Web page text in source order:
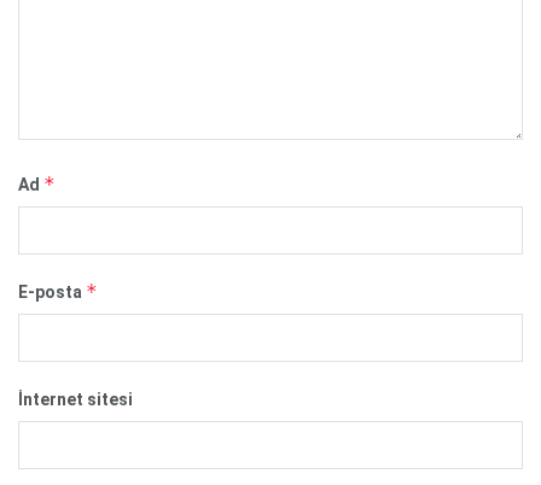
Ad *
E-posta *
İnternet sitesi